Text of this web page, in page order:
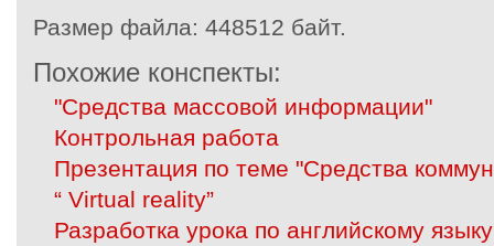
Размер файла: 448512 байт.
Похожие конспекты:
"Средства массовой информации"
Контрольная работа
Презентация по теме "Средства
“ Virtual reality”
Разработка урока по английскому